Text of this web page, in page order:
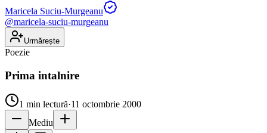
Maricela Suciu-Murgeanu
@maricela-suciu-murgeanu
Urmărește
Poezie
Prima intalnire
1 min lectură·11 octombrie 2000
Mediu